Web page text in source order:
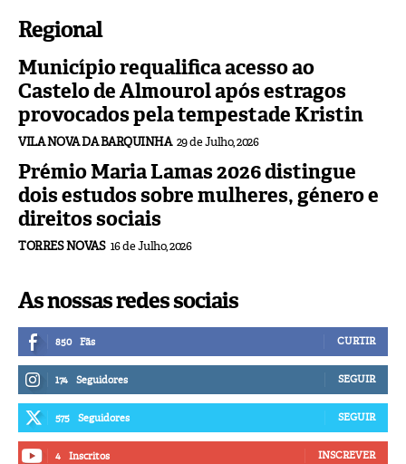
Regional
Município requalifica acesso ao
Castelo de Almourol após estragos
provocados pela tempestade Kristin
VILA NOVA DA BARQUINHA 29 de Julho, 2026
Prémio Maria Lamas 2026 distingue
dois estudos sobre mulheres, género e
direitos sociais
TORRES NOVAS 16 de Julho, 2026
As nossas redes sociais
850 Fãs CURTIR
174 Seguidores SEGUIR
575 Seguidores SEGUIR
4 Inscritos INSCREVER